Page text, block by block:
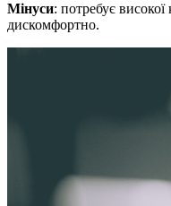
Мінуси: потребує високої
дискомфортно.